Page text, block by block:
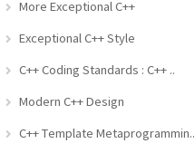
More Exceptional C++
Exceptional C++ Style
C++ Coding Standards : C++ ..
Modern C++ Design
C++ Template Metaprogrammin..